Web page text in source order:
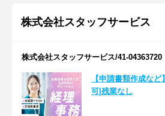
株式会社スタッフサービス
株式会社スタッフサービス/41-04363720
【申請書類作成な
可|残業なし